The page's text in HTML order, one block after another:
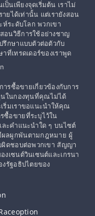
นเพียงจุดเริ่มต้น เราไม่
ายได้เท่านั้น แต่เรายังสอน
ห์ระดับโลก พวกเขา
อนวิธีการใช้อย่างชาญ
รึกษาแบบตัวต่อตัวกับ
ที่เทรดเดอร์ของเราพูด
ารซื้อขายเกี่ยวข้องกับการ
นในกองทุนที่คุณไม่ได้
ริ่มเราขอแนะนำให้คุณ
ซื้อขายที่ระบุไว้ใน
ละคำแนะนำใด ๆ บนไซต์
ผลผูกพันตามกฎหมาย ผู้
ผิดชอบต่อพวกเขา สัญญา
เซนต์วินเซนต์และเกรนา
รัฐอธิปไตยของ